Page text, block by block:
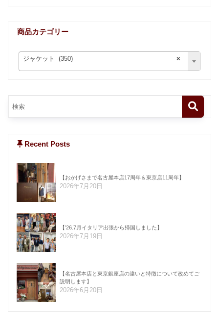
商品カテゴリー
×
ジャケット (350)
Recent Posts
【おかげさまで名古屋本店17周年＆東京店11周年】
2026年7月20日
【’26.7月イタリア出張から帰国しました】
2026年7月19日
【名古屋本店と東京銀座店の違いと特徴について改めてご
説明します】
2026年6月20日